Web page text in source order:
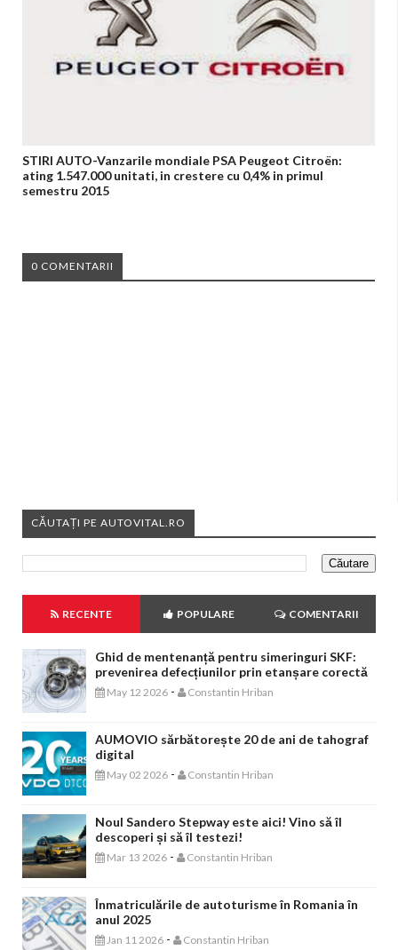
STIRI AUTO-Vanzarile mondiale PSA Peugeot Citroën:
ating 1.547.000 unitati, in crestere cu 0,4% in primul
semestru 2015
0 COMENTARII
CĂUTAȚI PE AUTOVITAL.RO
RECENTE POPULARE COMENTARII
Ghid de mentenanță pentru simeringuri SKF:
prevenirea defecțiunilor prin etanșare corectă
May 12 2026 - Constantin Hriban
AUMOVIO sărbătorește 20 de ani de tahograf
digital
May 02 2026 - Constantin Hriban
Noul Sandero Stepway este aici! Vino să îl
descoperi și să îl testezi!
Mar 13 2026 - Constantin Hriban
Înmatriculările de autoturisme în Romania în
anul 2025
Jan 11 2026 - Constantin Hriban